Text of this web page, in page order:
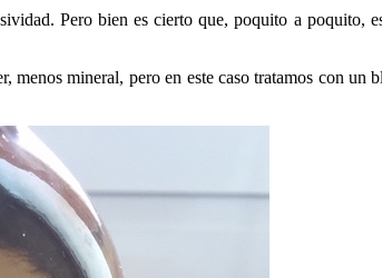
Pero bien es cierto que, poquito a
mineral, pero en este caso tratamos con